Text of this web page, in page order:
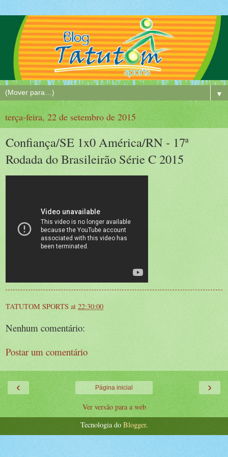
▼
terça-feira, 22 de setembro de 2015
Confiança/SE 1x0 América/RN - 17ª
Rodada do Brasileirão Série C 2015
TATUTOM SPORTS at 22:30:00
Nenhum comentário:
Postar um comentário
‹ ›
Página inicial
Ver versão para a web
Tecnologia do Blogger.